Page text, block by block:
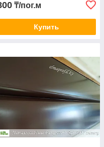
₸/пог.м
Купить